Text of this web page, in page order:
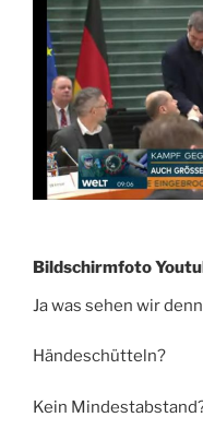
Bildschirmfoto
Ja was sehen wir
Händeschütteln?
Kein